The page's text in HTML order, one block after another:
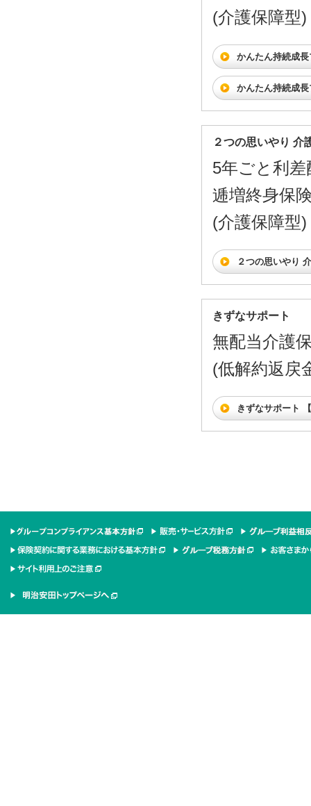
(介護保障型)
かんたん持続成
かんたん持続成
２つの思いやり 介
5年ごと利
逓増終身保
(介護保障型)
２つの思いやり
きずなサポート
無配当介護
(低解約返戻
きずなサポート